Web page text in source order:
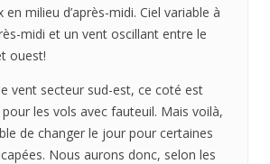
en milieu d’après-midi. Ciel variable à
midi et un vent oscillant entre le
ouest!
vent secteur sud-est, ce coté est
les vols avec fauteuil. Mais voilà,
de changer le jour pour certaines
Nous aurons donc, selon les